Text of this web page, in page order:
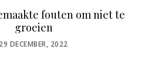
fouten om niet te
groeien
POSTED
29 DECEMBER, 2022